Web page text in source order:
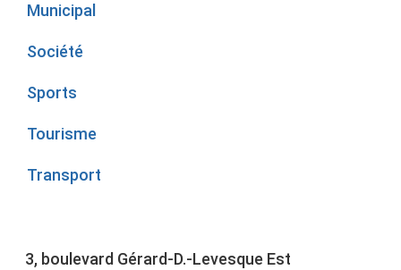
Municipal
Société
Sports
Tourisme
Transport
3, boulevard Gérard-D.-Levesque Est